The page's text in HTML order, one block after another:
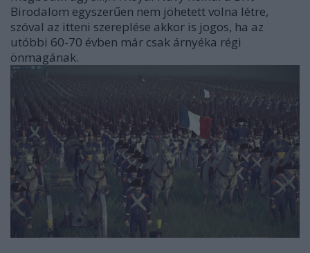
Birodalom egyszerűen nem jöhetett volna létre,
szóval az itteni szereplése akkor is jogos, ha az
utóbbi 60-70 évben már csak árnyéka régi
önmagának.